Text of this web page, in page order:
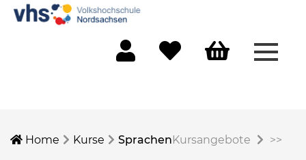
Home Kurse SprachenKursangebote >>